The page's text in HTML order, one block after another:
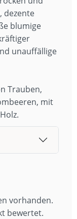
dezente
blumige
unauffällige
Trauben,
mit
vorhanden.
bewertet.